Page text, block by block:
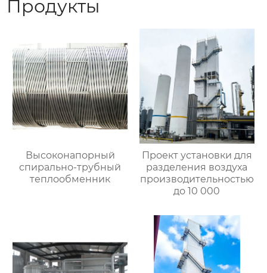
Продукты
Высоконапорный
спирально-трубный
теплообменник
Проект установки для
разделения воздуха
производительностью
до 10 000